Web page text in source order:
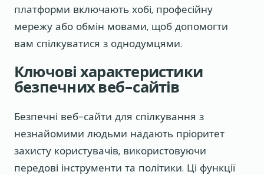
платформи включають хобі, професійну
мережу або обмін мовами, щоб допомогти
вам спілкуватися з однодумцями.
Ключові характеристики
безпечних веб-сайтів
Безпечні веб-сайти для спілкування з
незнайомими людьми надають пріоритет
захисту користувачів, використовуючи
передові інструменти та політики. Ці функції